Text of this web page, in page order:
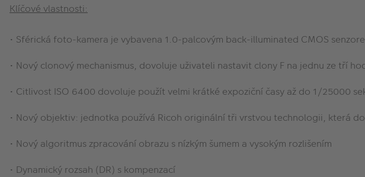
Klíčové vlastnosti:
• Sférická foto-kamera je vybavena 1.0-palcovým back-illuminated CMOS
• Nový clonový mechanismus, dovoluje uživateli nastavit clony F na jednu ze tří
• Citlivost ISO 6400 dovoluje použít velmi krátké expoziční časy až do 1/25000
• Nový objektiv: jednotka používá Ricoh originální tři vrstvou technologii, která
• Nový algoritmus zpracování obrazu s nízkým šumem a vysokým rozlišením
• Dynamický rozsah (DR) s kompenzací